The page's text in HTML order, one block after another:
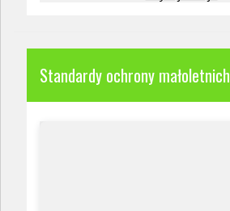
Standardy ochrony małoletnich